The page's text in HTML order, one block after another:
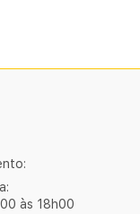
às 18h00